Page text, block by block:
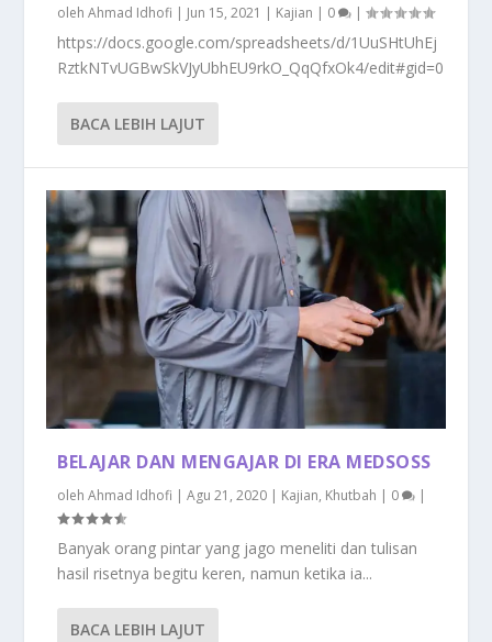
olehAhmad Idhofi | Jun 15, 2021 | Kajian | 0 |
https://docs.google.com/spreadsheets/d/1UuSHtUhEj
RztkNTvUGBwSkVJyUbhEU9rkO_QqQfxOk4/edit#gid=0
BACA LEBIH LAJUT
BELAJAR DAN MENGAJAR DI ERA MEDSOSS
olehAhmad Idhofi |Agu 21, 2020 | Kajian, Khutbah | 0 |
Banyak orang pintar yang jago meneliti dan tulisan
hasil risetnya begitu keren, namun ketika ia...
BACA LEBIH LAJUT